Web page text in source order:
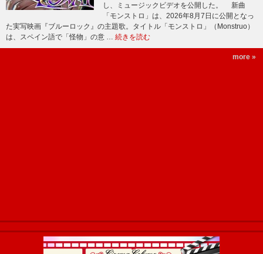
し、ミュージックビデオを公開した。 新曲
「モンストロ」は、2026年8月7日に公開となっ
た実写映画『ブルーロック』の主題歌。タイトル「モンストロ」（Monstruo）
は、スペイン語で「怪物」の意 … 続きを読む
more »